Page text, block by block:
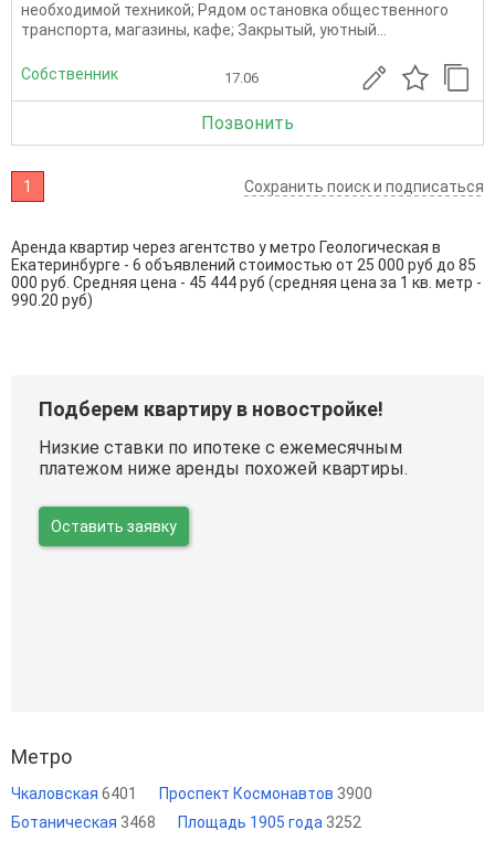
необходимой техникой; Рядом остановка общественного
транспорта, магазины, кафе; Закрытый, уютный...
Собственник 17.06
Позвонить
1 Сохранить поиск и подписаться
Аренда квартир через агентство у метро Геологическая в
Екатеринбурге - 6 объявлений стоимостью от 25 000 руб до 85
000 руб. Средняя цена - 45 444 руб (средняя цена за 1 кв. метр -
990.20 руб)
Подберем квартиру в новостройке!
Низкие ставки по ипотеке с ежемесячным
платежом ниже аренды похожей квартиры.
Оставить заявку
Метро
Чкаловская 6401 Проспект Космонавтов 3900
Ботаническая 3468 Площадь 1905 года 3252